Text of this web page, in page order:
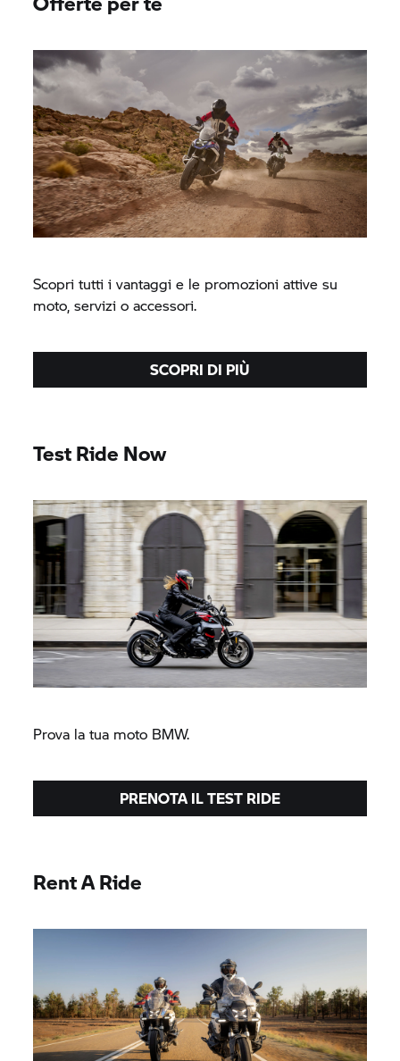
Scopri tutti i vantaggi e le promozioni attive su
moto, servizi o accessori.
SCOPRI DI PIÙ
Test Ride Now
Prova la tua moto BMW.
PRENOTA IL TEST RIDE
Rent A Ride